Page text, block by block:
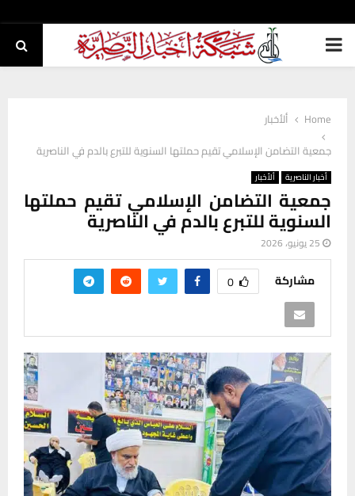
PRIMARY
Home
ألأخبار
جمعية التضامن الإسلامي تقيم حملتها السنوية للتبرع بالدم في الناصرية
أخبار الناصرية ألأخبار
جمعية التضامن الإسلامي تقيم حملتها
السنوية للتبرع بالدم في الناصرية
25 يونيو، 2026
مشاركة 0